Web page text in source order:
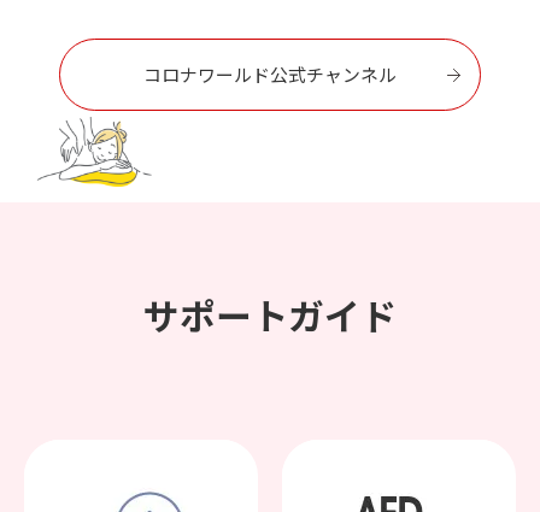
コロナワールド公式チャンネル
サポートガイド